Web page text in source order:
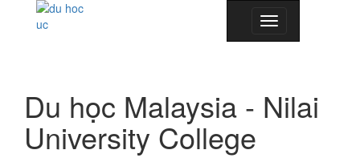
Toggle
navigation
Du học Malaysia - Nilai
University College